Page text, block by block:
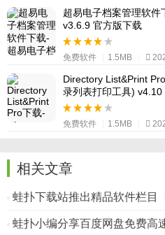
超易电子档案管理软
v3.6.9 官方版下载
免费软件 1.5MB
Directory List&Print
录列表打印工具) v4.10
免费软件 1.5MB
相关文章
蛙扑下载站推出精品软件栏目
蛙扑小编分享百度网盘免费高